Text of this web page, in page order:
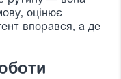
оцінює
впорався, а де